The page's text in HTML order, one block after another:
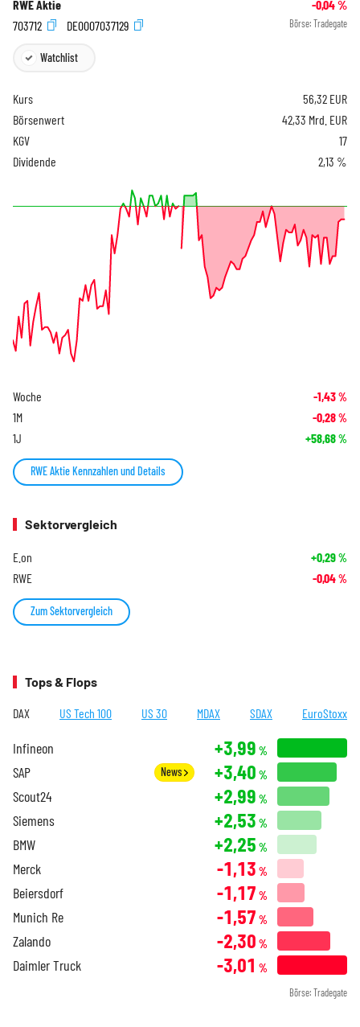
RWE Aktie -0,04%
703712
DE0007037129 Börse: Tradegate
Watchlist
Kurs 56,32 EUR
Börsenwert
42,33 Mrd. EUR
KGV
17
Dividende
2,13 %
Woche -1,43%
1M -0,28%
1J +58,68%
RWE Aktie Kennzahlen und Details
Sektorvergleich
E.on +0,29%
RWE -0,04%
Zum Sektorvergleich
Tops & Flops
DAX US Tech 100 US 30 MDAX SDAX EuroStoxx
Infineon +3,99 %
SAP News +3,40 %
Scout24 +2,99 %
Siemens +2,53 %
BMW +2,25 %
Merck -1,13 %
Beiersdorf -1,17 %
Munich Re -1,57 %
Zalando -2,30 %
Daimler Truck -3,01 %
Börse: Tradegate